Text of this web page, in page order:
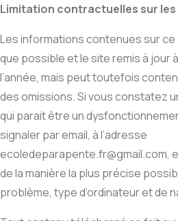
Limitation contractuelles sur les
Les informations contenues sur
que possible et le site remis à jour
l’année, mais peut toutefois
des omissions. Si vous constatez
qui parait être un
signaler par email, à l’adresse
ecoledeparapente.fr@gmail.com,
de la manière la plus précise
problème, type d’ordinateur et de